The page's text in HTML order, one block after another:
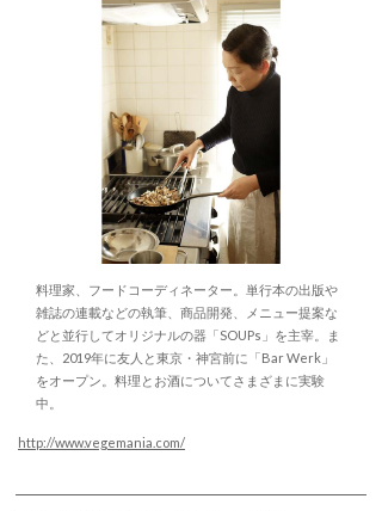
料理家、フードコーディネーター。単行本の出版や
雑誌の連載などの執筆、商品開発、メニュー提案な
どと並行してオリジナルの器「SOUPs」を主宰。ま
た、2019年に友人と東京・神宮前に「Bar Werk」
をオープン。料理とお酒についてさまざまに実験
中。
http://www.vegemania.com/